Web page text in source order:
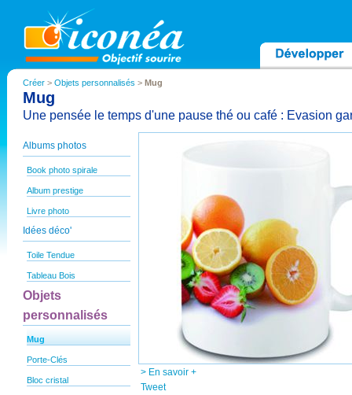
Créer > Objets personnalisés > Mug
Mug
Une pensée le temps d'une pause thé ou café : Evasion
Albums photos
Book photo spirale
Album prestige
Livre photo
Idées déco'
Toile Tendue
Tableau Bois
Objets
personnalisés
Mug
Porte-Clés
Bloc cristal
> En savoir +
Tweet